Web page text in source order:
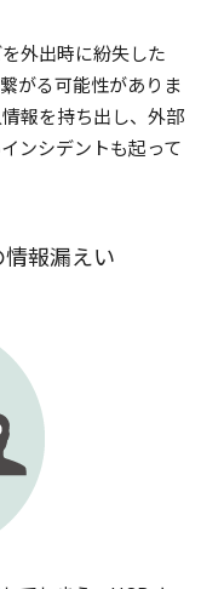
外出時に紛失した
がる可能性がありま
報を持ち出し、外部
ンシデントも起って
報漏えい